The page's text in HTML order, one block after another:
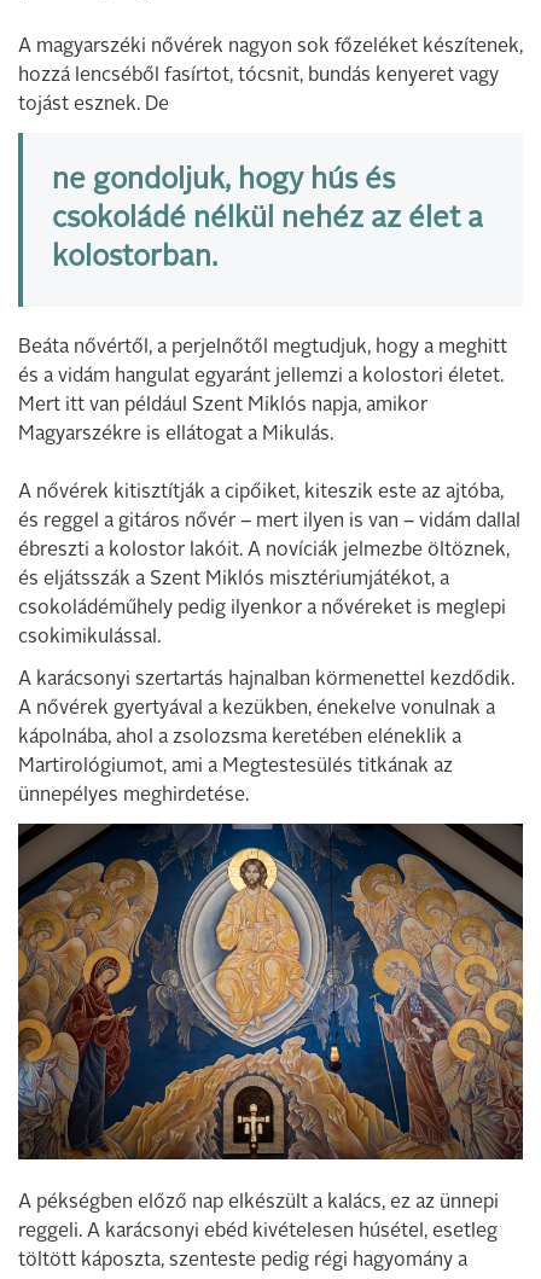
A magyarszéki nővérek nagyon sok főzeléket készítenek,
hozzá lencséből fasírtot, tócsnit, bundás kenyeret vagy
tojást esznek. De
ne gondoljuk, hogy hús és
csokoládé nélkül nehéz az élet a
kolostorban.
Beáta nővértől, a perjelnőtől megtudjuk, hogy a meghitt
és a vidám hangulat egyaránt jellemzi a kolostori életet.
Mert itt van például Szent Miklós napja, amikor
Magyarszékre is ellátogat a Mikulás.
A nővérek kitisztítják a cipőiket, kiteszik este az ajtóba,
és reggel a gitáros nővér – mert ilyen is van – vidám dallal
ébreszti a kolostor lakóit. A novíciák jelmezbe öltöznek,
és eljátsszák a Szent Miklós misztériumjátékot, a
csokoládéműhely pedig ilyenkor a nővéreket is meglepi
csokimikulással.
A karácsonyi szertartás hajnalban körmenettel kezdődik.
A nővérek gyertyával a kezükben, énekelve vonulnak a
kápolnába, ahol a zsolozsma keretében eléneklik a
Martirológiumot, ami a Megtestesülés titkának az
ünnepélyes meghirdetése.
A pékségben előző nap elkészült a kalács, ez az ünnepi
reggeli. A karácsonyi ebéd kivételesen húsétel, esetleg
töltött káposzta, szenteste pedig régi hagyomány a